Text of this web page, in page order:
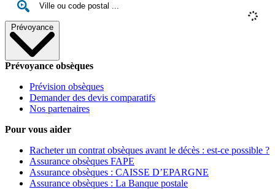
Prévoyance
Prévoyance obsèques
Prévision obsèques
Demander des devis comparatifs
Nos partenaires
Pour vous aider
Racheter un contrat obsèques avant le décès : est-ce possible ?
Assurance obsèques FAPE
Assurance obsèques : CAISSE D’EPARGNE
Assurance obsèques : La Banque postale